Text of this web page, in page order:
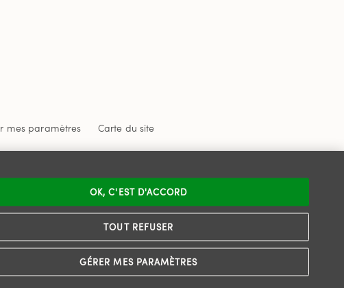
mes paramètres
Carte du site
GÉRER MES PARAMÈTRES
TOUT REFUSER
OK, C'EST D'ACCORD